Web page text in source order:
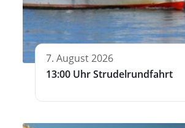
7. August 2026
13:00 Uhr Strudelrundfahrt